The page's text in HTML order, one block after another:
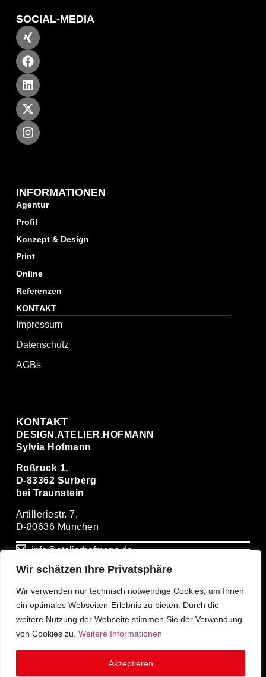
Wir schätzen Ihre Privatsphäre
Wir verwenden nur technisch notwendige Cookies, um Ihnen
ein optimales Webseiten-Erlebnis zu bieten. Durch die
weitere Nutzung der Webseite stimmen Sie der Verwendung
von Cookies zu. Weitere Informationen
Akzeptieren
INFORMATIONEN
Agentur
Profil
Konzept & Design
Print
Online
Referenzen
KONTAKT
Impressum
Datenschutz
AGBs
KONTAKT
DESIGN.ATELIER.HOFMANN
Sylvia Hofmann
Roßruck 1,
D-83362 Surberg
bei Traunstein
Artilleriestr. 7,
D-80636 München
info@atelierhofmann.de
+ 49(0)1714939399
SOCIAL-MEDIA